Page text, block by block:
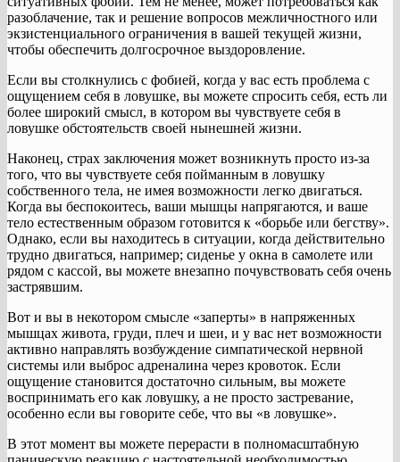
разоблачение, так и решение вопросов межличностного или
экзистенциального ограничения в вашей текущей жизни,
чтобы обеспечить долгосрочное выздоровление.
Если вы столкнулись с фобией, когда у вас есть проблема с
ощущением себя в ловушке, вы можете спросить себя, есть ли
более широкий смысл, в котором вы чувствуете себя в
ловушке обстоятельств своей нынешней жизни.
Наконец, страх заключения может возникнуть просто из-за
того, что вы чувствуете себя пойманным в ловушку
собственного тела, не имея возможности легко двигаться.
Когда вы беспокоитесь, ваши мышцы напрягаются, и ваше
тело естественным образом готовится к «борьбе или бегству».
Однако, если вы находитесь в ситуации, когда действительно
трудно двигаться, например; сиденье у окна в самолете или
рядом с кассой, вы можете внезапно почувствовать себя очень
застрявшим.
Вот и вы в некотором смысле «заперты» в напряженных
мышцах живота, груди, плеч и шеи, и у вас нет возможности
активно направлять возбуждение симпатической нервной
системы или выброс адреналина через кровоток. Если
ощущение становится достаточно сильным, вы можете
воспринимать его как ловушку, а не просто застревание,
особенно если вы говорите себе, что вы «в ловушке».
В этот момент вы можете перерасти в полномасштабную